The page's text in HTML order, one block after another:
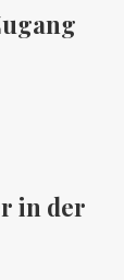
in der